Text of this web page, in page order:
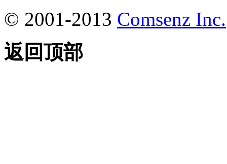
© 2001-2013 Comsenz Inc.
返回顶部